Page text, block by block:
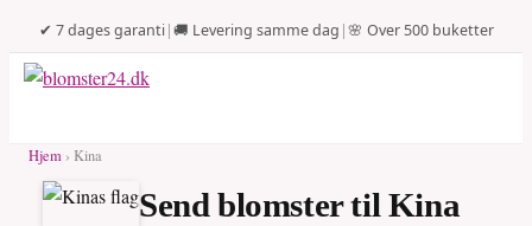
✔ 7 dages garanti|🚚 Levering samme dag |🌸 Over 500 buketter
Hjem › Kina
Send blomster til Kina